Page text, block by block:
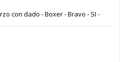
con dado - Boxer - Bravo - SI -